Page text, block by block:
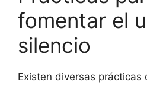
fomentar el
silencio
Existen diversas